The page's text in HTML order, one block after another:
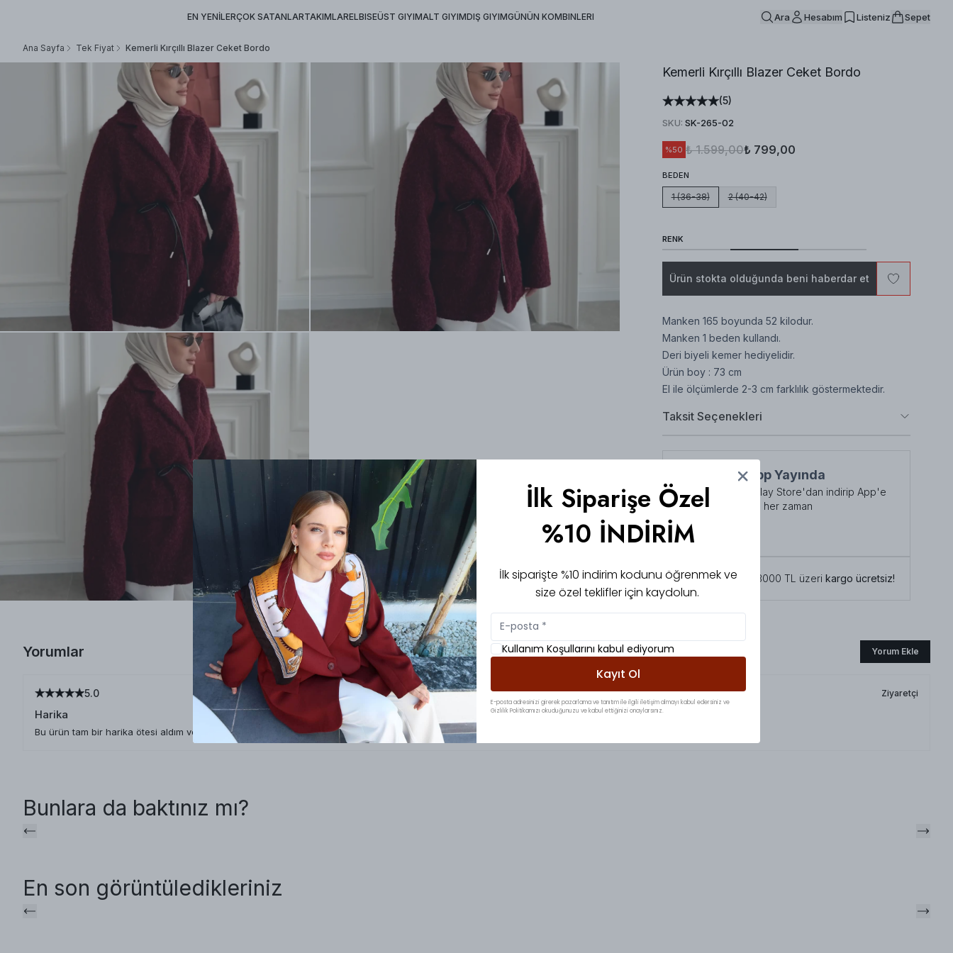
EN YENİLERÇOK SATANLARTAKIMLARELBISEÜST GIYIMALT GIYIMDIŞ GIYIMGÜNÜN KOMBINLERI Ara Hesabım Listeniz Sepet
Ana Sayfa Tek Fiyat Kemerli Kırçıllı Blazer Ceket Bordo
Kemerli Kırçıllı Blazer Ceket Bordo
(5)
SKU: SK-265-02
%50 ₺ 1.599,00₺ 799,00
BEDEN
1 (36-38) 2 (40-42)
RENK
Ürün stokta olduğunda beni haberdar et
Manken 165 boyunda 52 kilodur.
Manken 1 beden kullandı.
Deri biyeli kemer hediyelidir.
Ürün boy : 73 cm
El ile ölçümlerde 2-3 cm farklılık göstermektedir.
Taksit Seçenekleri
NuuWears App Yayında
App Store veya Play Store'dan indirip App'e
özel indirimlerden her zaman
Şimdi İndirin!
Tüm siparişlerde 3000 TL üzeri kargo ücretsiz!
Yorumlar Yorum Ekle
5.0 Ziyaretçi
Harika
Bu ürün tam bir harika ötesi aldım ve gerçekten kalitesinden çok memnun kaldım NUUWEARS kalitesi der susarımm🥰🥰🫶🫶
Bunlara da baktınız mı?
En son görüntüledikleriniz
İlk Siparişe Özel
%10 İNDİRİM
İlk siparişte %10 indirim kodunu öğrenmek ve
size özel teklifler için kaydolun.
Kullanım Koşullarını kabul ediyorum
Kayıt Ol
E-posta adresinizi girerek pazarlama ve tanıtım ile ilgili iletişim almayı kabul edersiniz ve
Gizlilik Politikamızı okuduğunuzu ve kabul ettiğinizi onaylarsınız.